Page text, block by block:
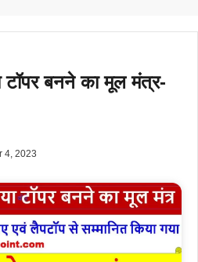
टॉपर बनने का मूल मंत्र-
4, 2023